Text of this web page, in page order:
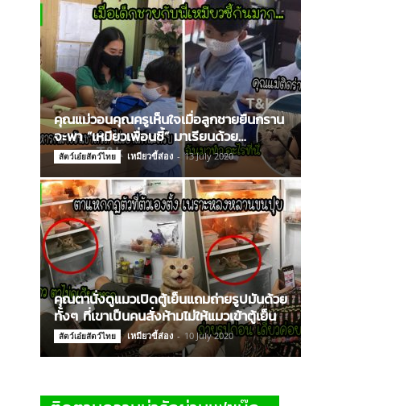
คุณแม่วอนคุณครูเห็นใจเมื่อลูกชายยืนกราน
จะพา “เหมียวเพื่อนซี้” มาเรียนด้วย…
สัตว์เอ๋ยสัตว์ไทย เหมียวขี้ส่อง - 13 July 2020
คุณตานั่งดูแมวเปิดตู้เย็นแถมถ่ายรูปมันด้วย
ทั้งๆ ที่เขาเป็นคนสั่งห้ามไม่ให้แมวเข้าตู้เย็น
สัตว์เอ๋ยสัตว์ไทย เหมียวขี้ส่อง - 10 July 2020